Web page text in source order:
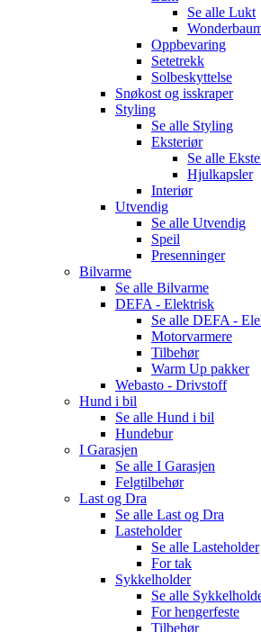
Se alle Lukt
Oppbevaring
Setetrekk
Solbeskyttelse
Snøkost og isskraper
Styling
Se alle Styling
Eksteriør
Se alle
Hjulkapsler
Interiør
Utvendig
Se alle Utvendig
Speil
Presenninger
Bilvarme
Se alle Bilvarme
DEFA - Elektrisk
Se alle DEFA -
Motorvarmere
Tilbehør
Warm Up pakker
Webasto - Drivstoff
Hund i bil
Se alle Hund i bil
Hundebur
I Garasjen
Se alle I Garasjen
Felgtilbehør
Last og Dra
Se alle Last og Dra
Lasteholder
Se alle Lasteholder
For tak
Sykkelholder
Se alle
For hengerfeste
Tilbehør